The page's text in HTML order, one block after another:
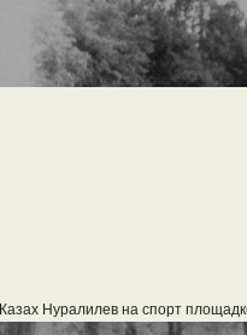
Казах Нуралилев на спорт